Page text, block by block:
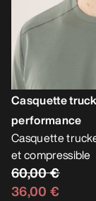
Casquette
performance
Casquette
et compressible
60,00 €
36,00 €